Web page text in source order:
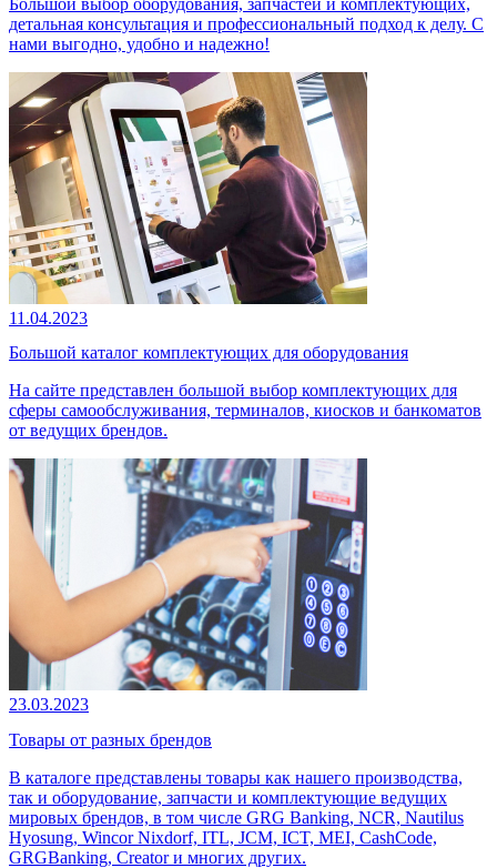
Большой выбор оборудования, запчастей и комплектующих,
детальная консультация и профессиональный подход к делу. С
нами выгодно, удобно и надежно!
11.04.2023
Большой каталог комплектующих для оборудования
На сайте представлен большой выбор комплектующих для
сферы самообслуживания, терминалов, киосков и банкоматов
от ведущих брендов.
23.03.2023
Товары от разных брендов
В каталоге представлены товары как нашего производства,
так и оборудование, запчасти и комплектующие ведущих
мировых брендов, в том числе GRG Banking, NCR, Nautilus
Hyosung, Wincor Nixdorf, ITL, JCM, ICT, MEI, CashCode,
GRGBanking, Creator и многих других.